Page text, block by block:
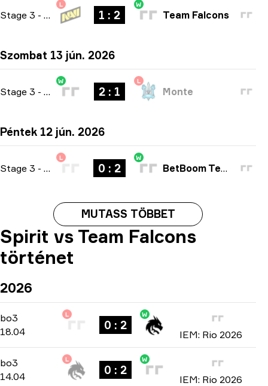
Stage 3 - bo3
L
1 : 2
W
Team Falcons
Szombat 13 jún. 2026
Stage 3 - bo3
W
2 : 1
L
Monte
Péntek 12 jún. 2026
Stage 3 - bo3
L
0 : 2
W
BetBoom Team
MUTASS TÖBBET
Spirit vs Team Falcons
történet
2026
bo3 -bo3
18.04
L
0 : 2
W
IEM: Rio 2026
bo3 -bo3
14.04
L
0 : 2
W
IEM: Rio 2026